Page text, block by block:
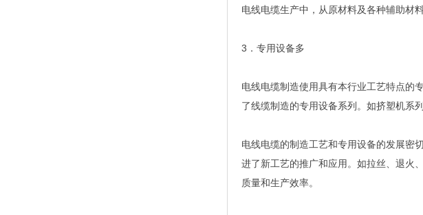
电线电缆生产中，从原材料及各种辅助材
3．专用设备多
电线电缆制造使用具有本行业工艺特点的
了线缆制造的专用设备系列。如挤塑机系
电线电缆的制造工艺和专用设备的发展密
进了新工艺的推广和应用。如拉丝、退火
质量和生产效率。